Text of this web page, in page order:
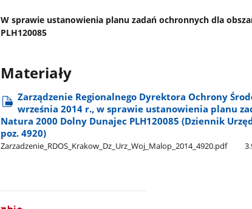
W sprawie ustanowienia planu zadań ochronnych dla
PLH120085
Materiały
Zarządzenie Regionalnego Dyrektora Ochrony
września 2014 r., w sprawie ustanowienia planu
Natura 2000 Dolny Dunajec PLH120085 (Dziennik
poz. 4920)
Zarzadzenie​_RDOS​_Krakow​_Dz​_Urz​_Woj​_Malop​_2014​_4920.pdf